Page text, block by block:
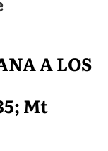
A LOS
Mt